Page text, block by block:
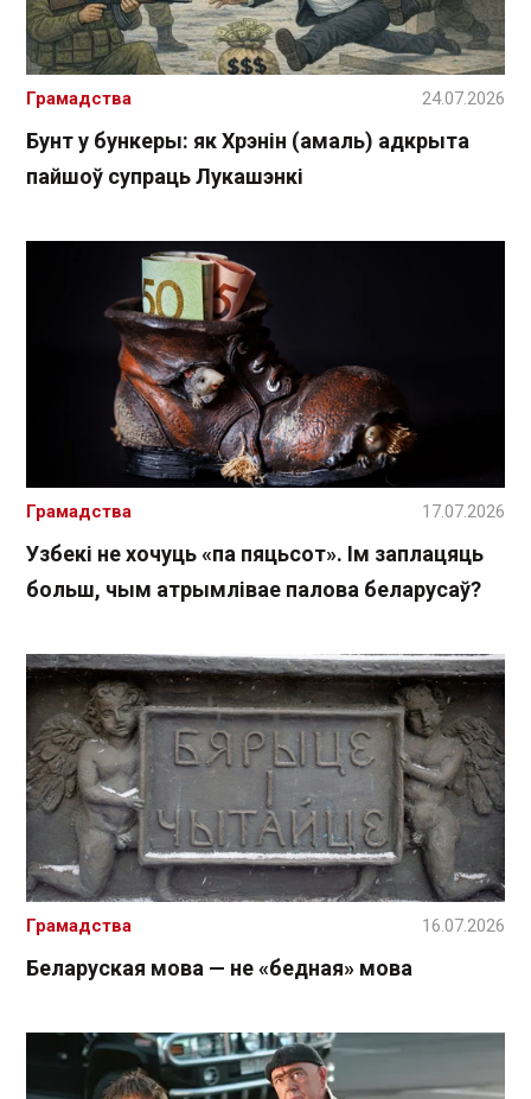
Бунт у бункеры: як Хрэнін (амаль) адкрыта
пайшоў супраць Лукашэнкі
Грамадства 24.07.2026
Узбекі не хочуць «па пяцьсот». Ім заплацяць
больш, чым атрымлівае палова беларусаў?
Грамадства 17.07.2026
Беларуская мова — не «бедная» мова
Грамадства 16.07.2026